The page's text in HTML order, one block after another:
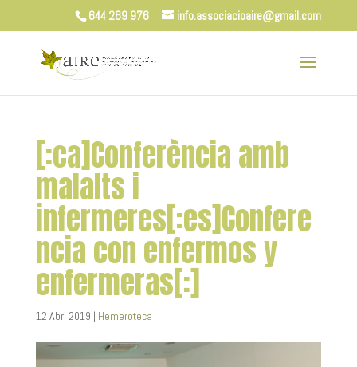
644 269 976 info.associacioaire@gmail.com
[:ca]Conferència amb
malalts i
infermeres[:es]Confere
ncia con enfermos y
enfermeras[:]
12 Abr, 2019 | Hemeroteca